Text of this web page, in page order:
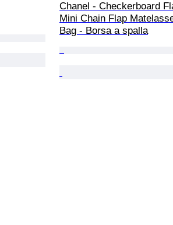
Chanel - Checkerboard
Mini Chain Flap
Bag - Borsa a spalla